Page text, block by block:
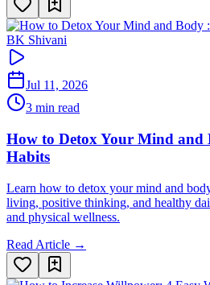
BK Shivani
Jul 11, 2026
3 min read
How to Detox Your Mind and
Habits
Learn how to detox your mind and
living, positive thinking, and healthy
and physical wellness.
Read Article →